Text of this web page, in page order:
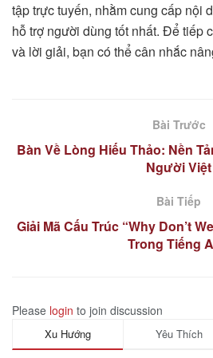
tập trực tuyến, nhằm cung cấp nội
hỗ trợ người dùng tốt nhất. Để tiếp
và lời giải, bạn có thể cân nhắc
Bài Trước
Bàn Về Lòng Hiếu Thảo: Nền
Người Việt
Bài Tiếp
Giải Mã Cấu Trúc “Why Don’t
Trong Tiếng
Please login to join discussion
Xu Hướng Yêu Thích